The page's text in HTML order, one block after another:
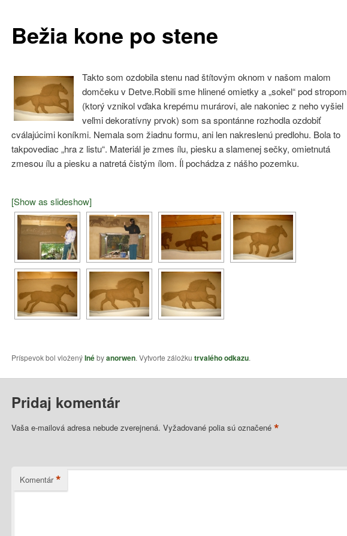
Bežia kone po stene
Takto som ozdobila stenu nad štítovým oknom v našom malom
domčeku v Detve.Robili sme hlinené omietky a „sokel“ pod stropom
(ktorý vznikol vďaka krepému murárovi, ale nakoniec z neho vyšiel
veľmi dekoratívny prvok) som sa spontánne rozhodla ozdobiť
cválajúcimi koníkmi. Nemala som žiadnu formu, ani len nakreslenú predlohu. Bola to
takpovediac „hra z listu“. Materiál je zmes ílu, piesku a slamenej sečky, omietnutá
zmesou ílu a piesku a natretá čistým ílom. Íl pochádza z nášho pozemku.
[Show as slideshow]
Príspevok bol vloženýInébyanorwen. Vytvorte záložku trvalého odkazu.
Pridaj komentár
Vaša e-mailová adresa nebude zverejnená. Vyžadované polia sú označené *
Komentár *